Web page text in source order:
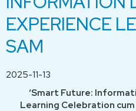
EXPERIENCE
SAM
2025-11-13
‘Smart Future:
Learning Celebration